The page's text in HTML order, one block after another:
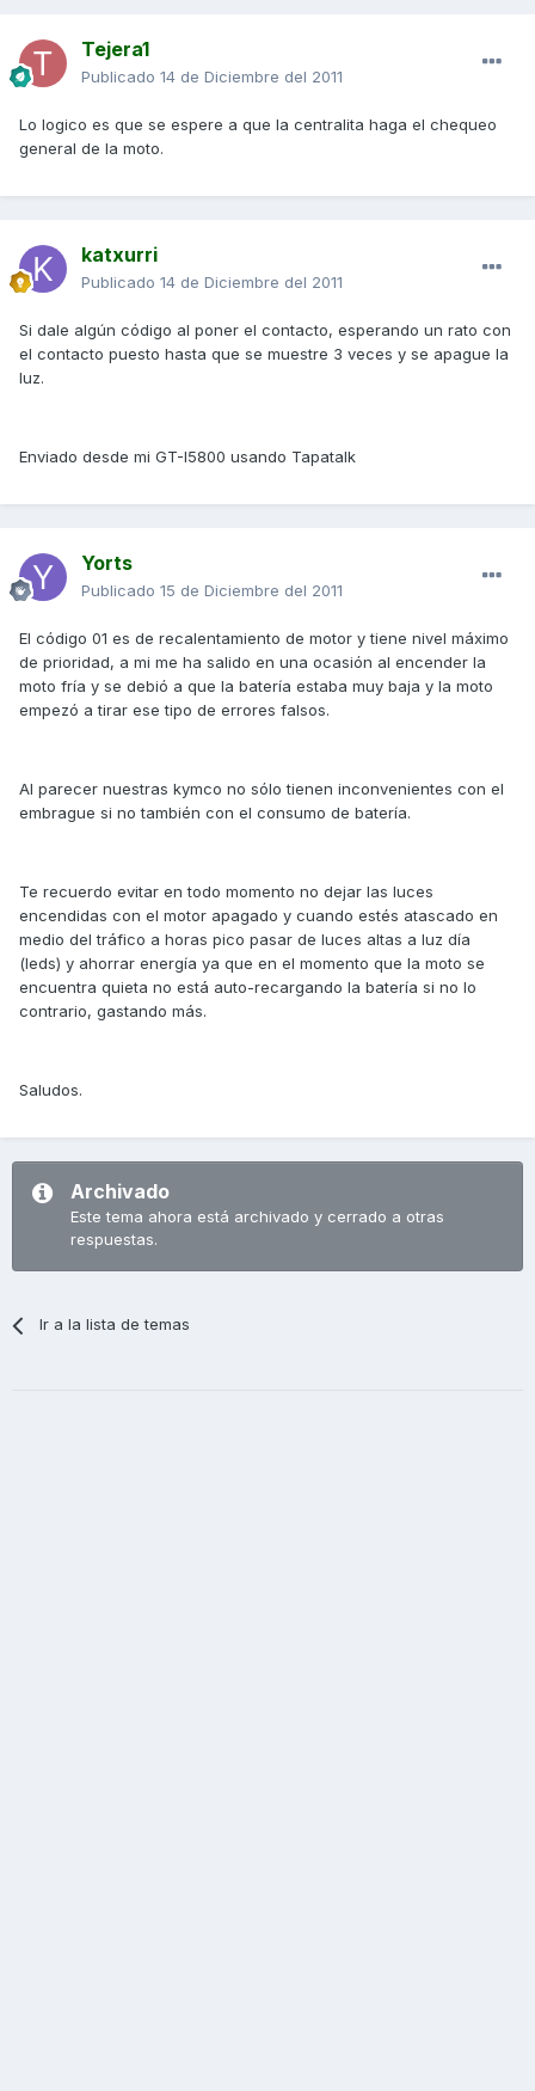
Tejera1
Publicado 14 de Diciembre del 2011
Lo logico es que se espere a que la centralita haga el chequeo
general de la moto.
katxurri
Publicado 14 de Diciembre del 2011
Si dale algún código al poner el contacto, esperando un rato con
el contacto puesto hasta que se muestre 3 veces y se apague la
luz.
Enviado desde mi GT-I5800 usando Tapatalk
Yorts
Publicado 15 de Diciembre del 2011
El código 01 es de recalentamiento de motor y tiene nivel máximo
de prioridad, a mi me ha salido en una ocasión al encender la
moto fría y se debió a que la batería estaba muy baja y la moto
empezó a tirar ese tipo de errores falsos.
Al parecer nuestras kymco no sólo tienen inconvenientes con el
embrague si no también con el consumo de batería.
Te recuerdo evitar en todo momento no dejar las luces
encendidas con el motor apagado y cuando estés atascado en
medio del tráfico a horas pico pasar de luces altas a luz día
(leds) y ahorrar energía ya que en el momento que la moto se
encuentra quieta no está auto-recargando la batería si no lo
contrario, gastando más.
Saludos.
Archivado
Este tema ahora está archivado y cerrado a otras
respuestas.
Ir a la lista de temas